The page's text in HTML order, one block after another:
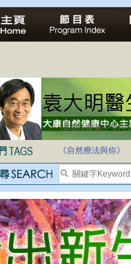
法治社會並不等同
《自然療法與你》